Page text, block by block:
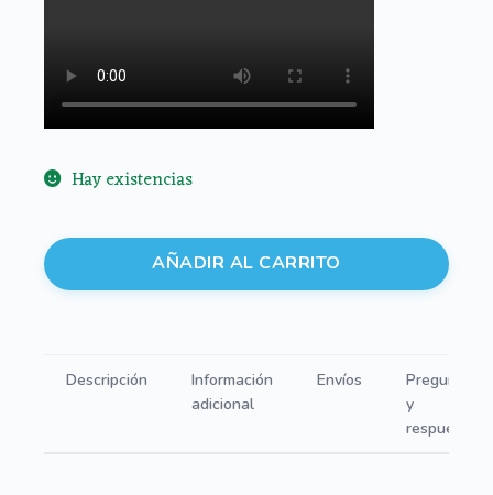
25,35 €.
Hay existencias
Saco
capazo
corazones
AÑADIR AL CARRITO
Descripción
Información
adicional
Envíos
Preguntas
y
respuestas